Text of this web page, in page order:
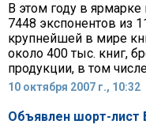
В этом году в
7448 экспонентов из
крупнейшей в мире
около 400 тыс. книг,
продукции, в том
10 октября 2007 г., 10:32
Объявлен шорт-лист